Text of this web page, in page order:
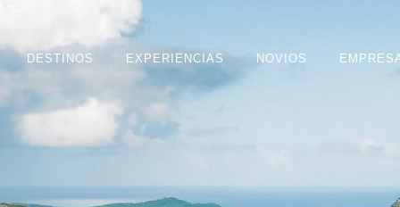
DESTINOS EXPERIENCIAS NOVIOS